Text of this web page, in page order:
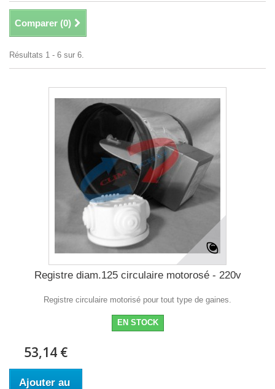
Comparer (0)
Résultats 1 - 6 sur 6.
Registre diam.125 circulaire motorosé - 220v
Registre circulaire motorisé pour tout type de gaines.
EN STOCK
53,14 €
Ajouter au